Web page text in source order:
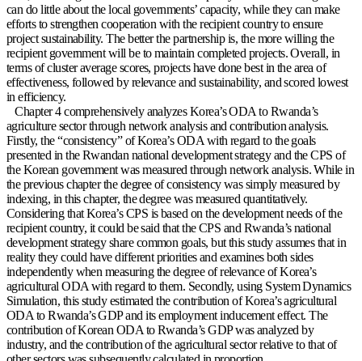
can do little about the local governments’ capacity, while they can make
efforts to strengthen cooperation with the recipient country to ensure
project sustainability. The better the partnership is, the more willing the
recipient government will be to maintain completed projects. Overall, in
terms of cluster average scores, projects have done best in the area of
effectiveness, followed by relevance and sustainability, and scored lowest
in efficiency.
Chapter 4 comprehensively analyzes Korea’s ODA to Rwanda’s
agriculture sector through network analysis and contribution analysis.
Firstly, the “consistency” of Korea’s ODA with regard to the goals
presented in the Rwandan national development strategy and the CPS of
the Korean government was measured through network analysis. While in
the previous chapter the degree of consistency was simply measured by
indexing, in this chapter, the degree was measured quantitatively.
Considering that Korea’s CPS is based on the development needs of the
recipient country, it could be said that the CPS and Rwanda’s national
development strategy share common goals, but this study assumes that in
reality they could have different priorities and examines both sides
independently when measuring the degree of relevance of Korea’s
agricultural ODA with regard to them. Secondly, using System Dynamics
Simulation, this study estimated the contribution of Korea’s agricultural
ODA to Rwanda’s GDP and its employment inducement effect. The
contribution of Korean ODA to Rwanda’s GDP was analyzed by
industry, and the contribution of the agricultural sector relative to that of